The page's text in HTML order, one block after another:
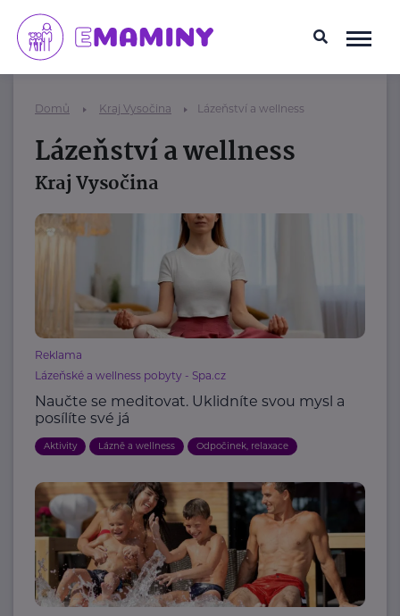
Domů Kraj Vysočina Lázeňství a wellness
Lázeňství a wellness
Kraj Vysočina
Reklama
Lázeňské a wellness pobyty - Spa.cz
Naučte se meditovat. Uklidníte svou mysl a
posílíte své já
Aktivity Lázně a wellness Odpočinek, relaxace